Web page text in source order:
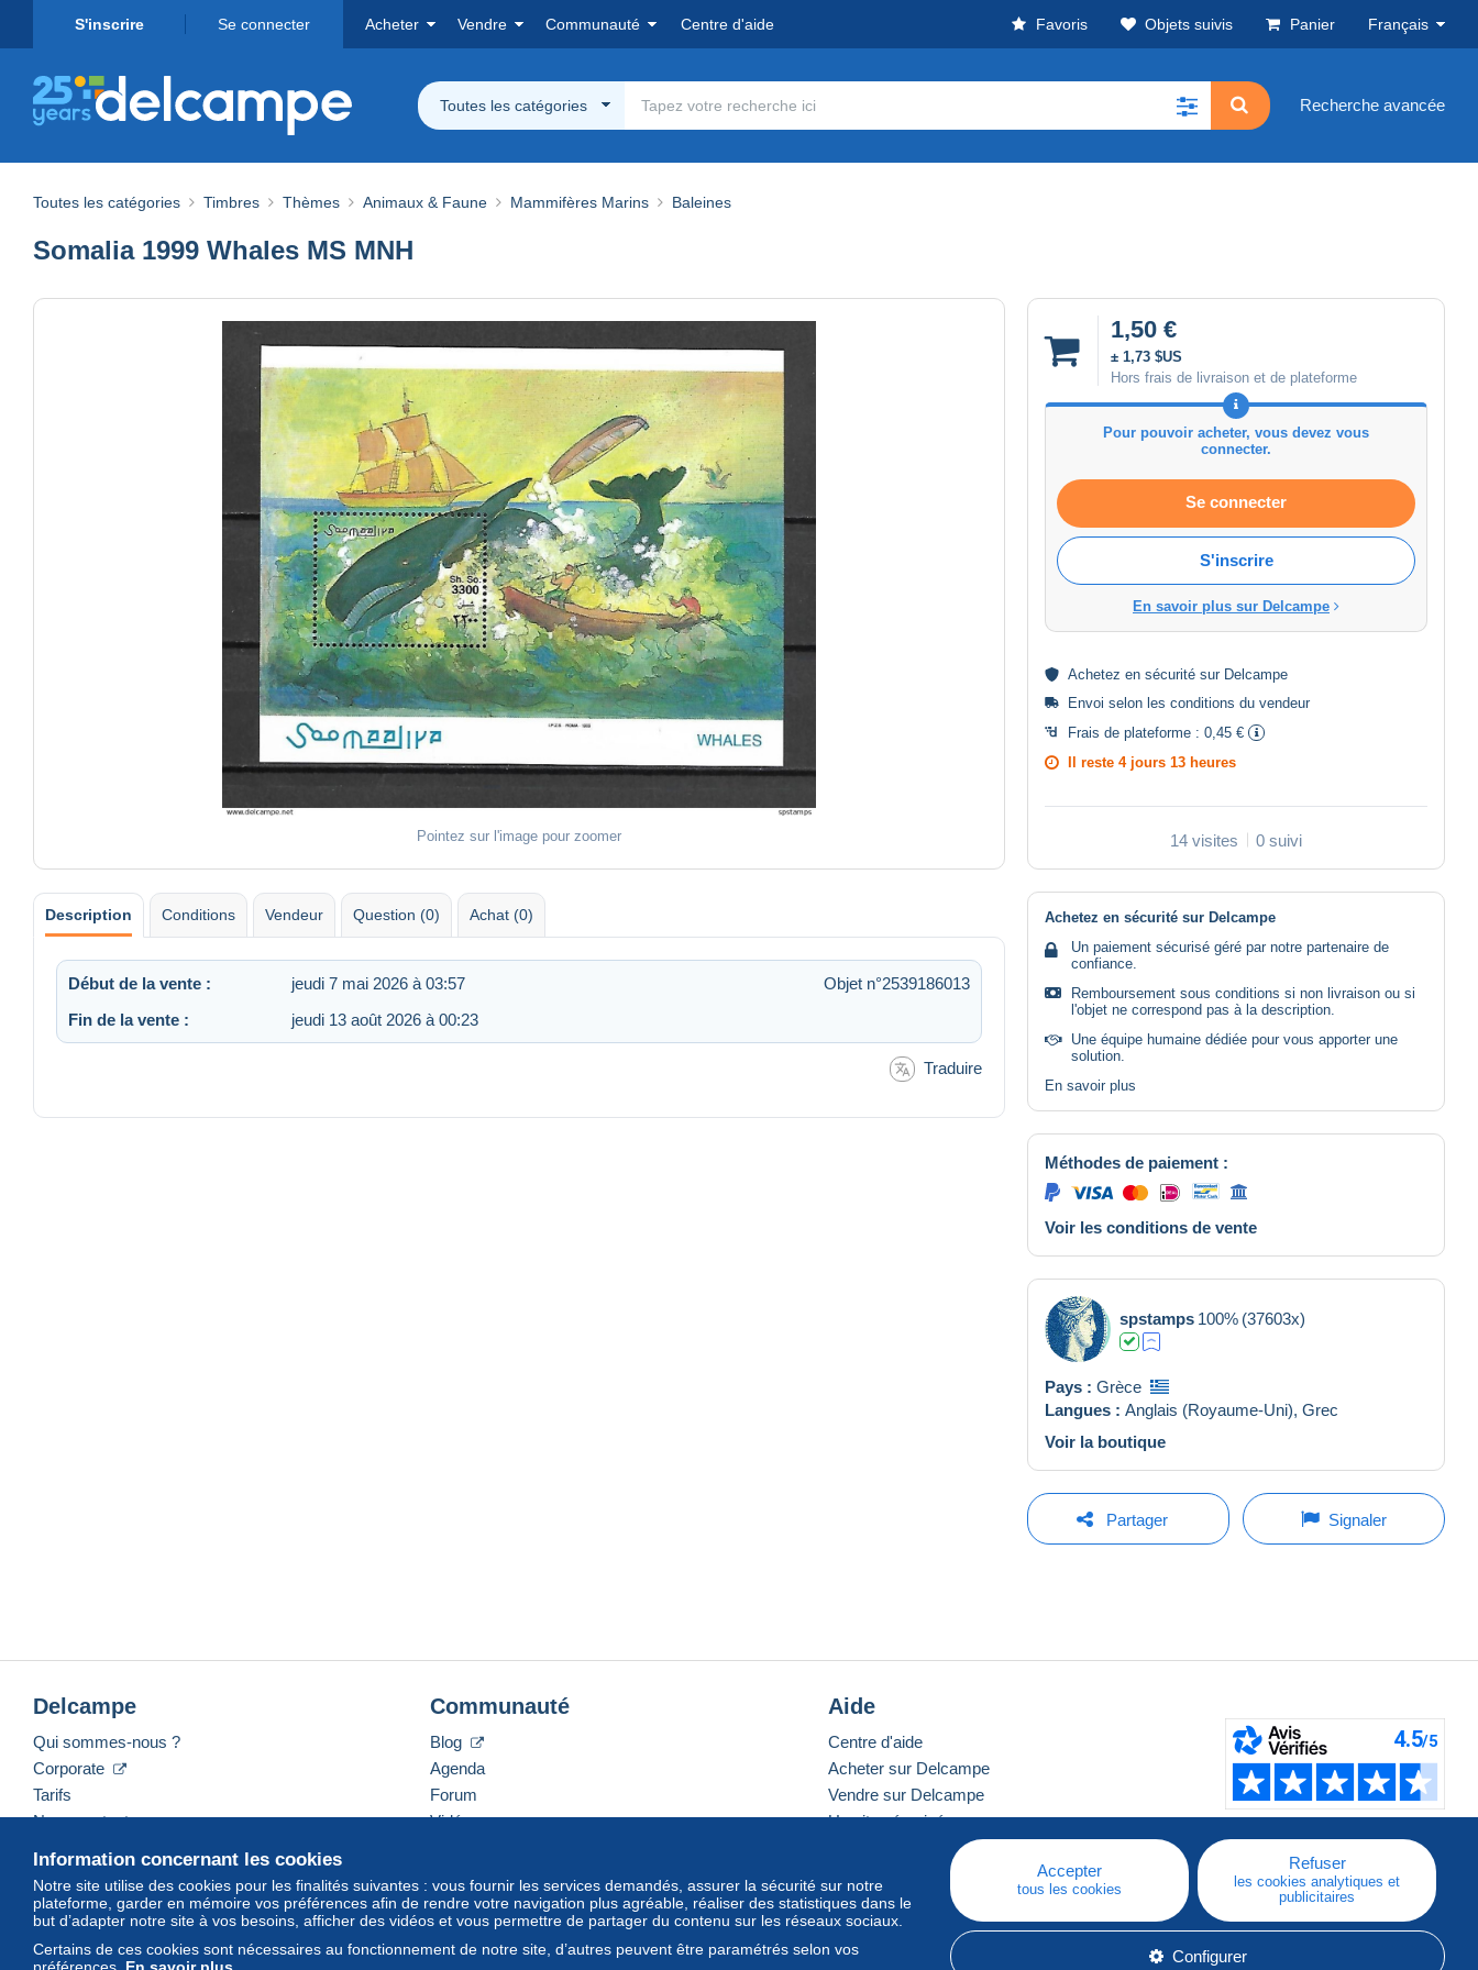
S'inscrire Se connecter Acheter Vendre Communauté Centre d'aide Favoris Objets suivis Panier Français
Toutes les catégories Recherche avancée
Toutes les catégories Timbres Thèmes Animaux & Faune Mammifères Marins Baleines
Somalia 1999 Whales MS MNH
Pointez sur l'image pour zoomer
1,50 €
± 1,73 $US
Hors frais de livraison et de plateforme
Pour pouvoir acheter, vous devez vous
connecter.
Se connecter
S'inscrire
En savoir plus sur Delcampe
Achetez en sécurité sur Delcampe
Envoi selon les conditions du vendeur
Frais de plateforme : 0,45 €
Il reste 4 jours 13 heures
14 visites 0 suivi
Description Conditions Vendeur Question (0) Achat (0)
Début de la vente : jeudi 7 mai 2026 à 03:57
Objet n°2539186013
Fin de la vente :
jeudi 13 août 2026 à 00:23
Traduire
Achetez en sécurité sur Delcampe
Un paiement sécurisé géré par notre partenaire de
confiance.
Remboursement sous conditions si non livraison ou si
l'objet ne correspond pas à la description.
Une équipe humaine dédiée pour vous apporter une
solution.
En savoir plus
Méthodes de paiement :
Voir les conditions de vente
spstamps 100% (37603x)
Pays : Grèce
Langues : Anglais (Royaume-Uni), Grec
Voir la boutique
Partager Signaler
Information concernant les cookies
Notre site utilise des cookies pour les finalités suivantes : vous fournir les services demandés, assurer la sécurité sur notre
plateforme, garder en mémoire vos préférences afin de rendre votre navigation plus agréable, réaliser des statistiques dans le
but d’adapter notre site à vos besoins, afficher des vidéos et vous permettre de partager du contenu sur les réseaux sociaux.
Certains de ces cookies sont nécessaires au fonctionnement de notre site, d’autres peuvent être paramétrés selon vos
préférences. En savoir plus
Accepter
tous les cookies
Refuser
les cookies analytiques et
publicitaires
Configurer
Delcampe
Qui sommes-nous ?
Corporate
Tarifs
Nous contacter
Communauté
Blog
Agenda
Forum
Vidéos
Aide
Centre d'aide
Acheter sur Delcampe
Vendre sur Delcampe
Un site sécurisé
Français USD America/Indiana/Vevay Mode standard